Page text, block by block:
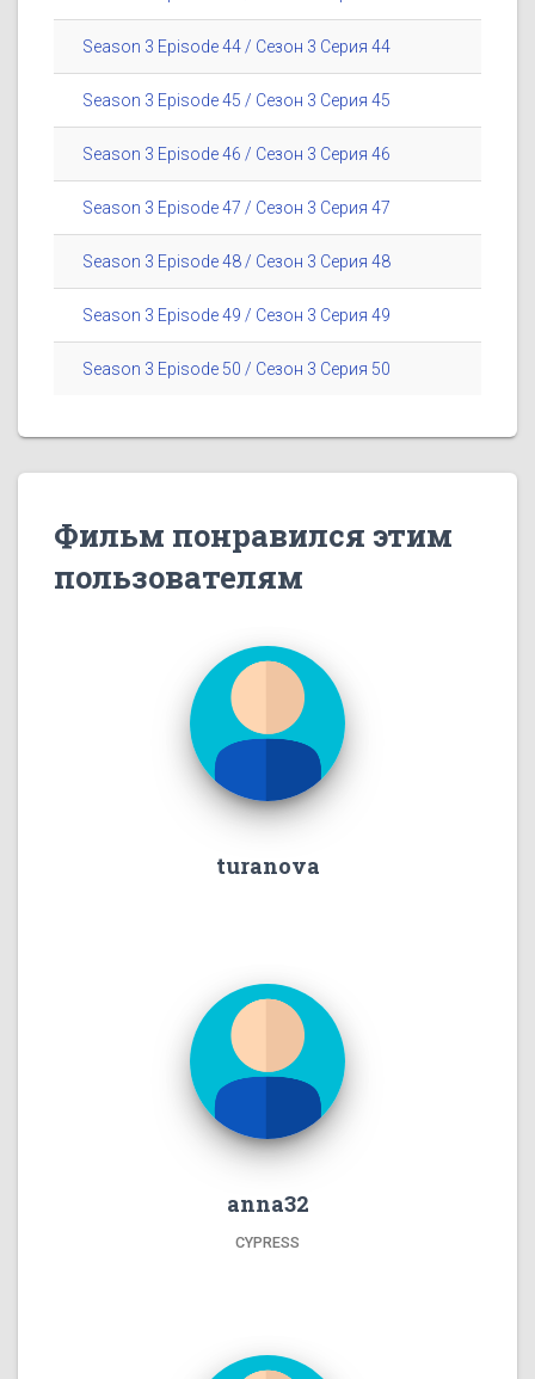
Season 3 Episode 44 / Сезон 3 Серия 44
Season 3 Episode 45 / Сезон 3 Серия 45
Season 3 Episode 46 / Сезон 3 Серия 46
Season 3 Episode 47 / Сезон 3 Серия 47
Season 3 Episode 48 / Сезон 3 Серия 48
Season 3 Episode 49 / Сезон 3 Серия 49
Season 3 Episode 50 / Сезон 3 Серия 50
Фильм понравился этим
пользователям
turanova
anna32
CYPRESS